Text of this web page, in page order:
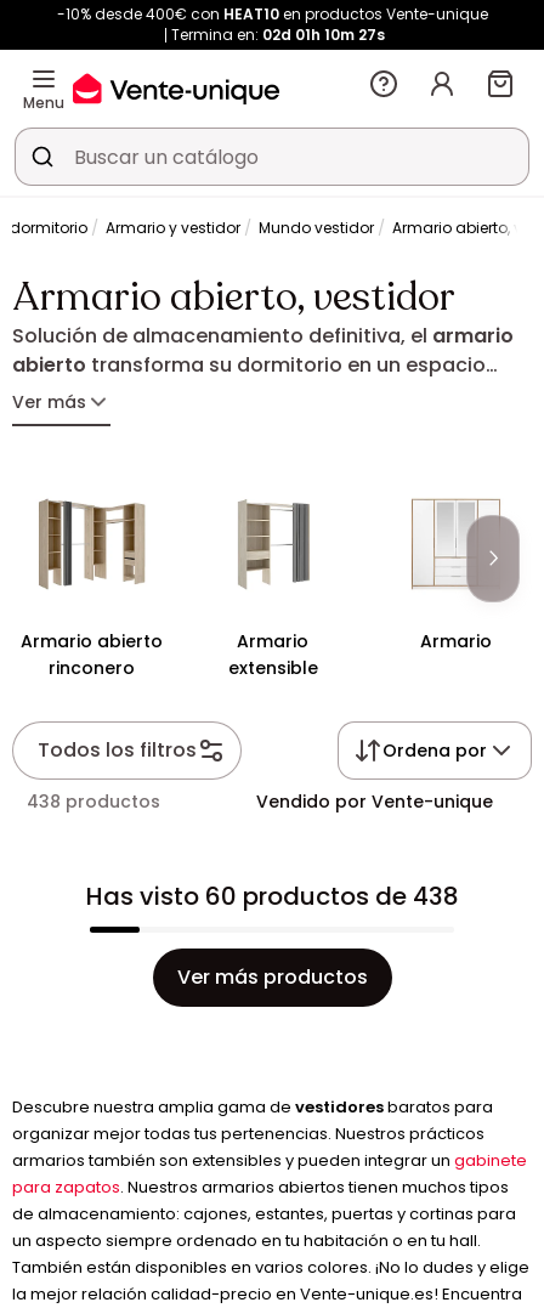
-10% desde 400€ con HEAT10en productos Vente-unique
Termina en: 02d 01h 10m 27s
Menu
dormitorio Armario y vestidor Mundo vestidor Armario abierto,
Armario abierto, vestidor
Solución de almacenamiento definitiva, el armario
abierto transforma su dormitorio en un espacio
perfectamente ordenado. Ya sea extensible para
ajustarse a sus medidas o equipado con una
blanco contemporáneo o antracita, encuentre el
modelo ideal que combina estilo y funcionalidad
para simplificar su día a día.
Ver más
Armario abierto
rinconero
Armario
extensible
Armario
Todos los filtros Ordena por
438 productos Vendido por Vente-unique
Has visto 60 productos de 438
Ver más productos
Descubre nuestra amplia gama de vestidoresbaratos para
organizar mejor todas tus pertenencias. Nuestros prácticos
armarios también son extensibles y pueden integrar un gabinete
para zapatos. Nuestros armarios abiertos tienen muchos tipos
de almacenamiento: cajones, estantes, puertas y cortinas para
un aspecto siempre ordenado en tu habitación o en tu hall.
También están disponibles en varios colores. ¡No lo dudes y elige
la mejor relación calidad-precio en Vente-unique.es! Encuentra